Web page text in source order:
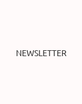
NEWSLETTER